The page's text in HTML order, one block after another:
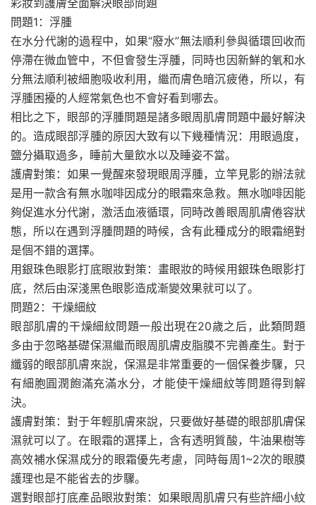
彩妝到護膚全面解決眼部問題
問題1：浮腫
在水分代謝的過程中，如果“廢水”無法順利參與循環回收而
停滯在微血管中，不但會發生浮腫，同時也因新鮮的氧和水
分無法順利被細胞吸收利用，繼而膚色暗沉疲倦，所以，有
浮腫困擾的人經常氣色也不會好看到哪去。
相比之下，眼部的浮腫問題是諸多眼周肌膚問題中最好解決
的。造成眼部浮腫的原因大致有以下幾種情況：用眼過度，
鹽分攝取過多，睡前大量飲水以及睡姿不當。
護膚對策：如果一覺醒來發現眼周浮腫，立竿見影的辦法就
是用一款含有無水咖啡因成分的眼霜來急救。無水咖啡因能
夠促進水分代謝，激活血液循環，同時改善眼周肌膚倦容狀
態，所以在遇到浮腫問題的時候，含有此種成分的眼霜絕對
是個不錯的選擇。
用銀珠色眼影打底眼妝對策：畫眼妝的時候用銀珠色眼影打
底，然后由深淺黑色眼影造成漸變效果就可以了。
問題2：干燥細紋
眼部肌膚的干燥細紋問題一般出現在20歲之后，此類問題
多由于忽略基礎保濕繼而眼周肌膚皮脂膜不完善產生。對于
纖弱的眼部肌膚來說，保濕是非常重要的一個保養步驟，只
有細胞圓潤飽滿充滿水分，才能使干燥細紋等問題得到解
決。
護膚對策：對于年輕肌膚來說，只要做好基礎的眼部肌膚保
濕就可以了。在眼霜的選擇上，含有透明質酸，牛油果樹等
高效補水保濕成分的眼霜優先考慮，同時每周1~2次的眼膜
護理也是不能省去的步驟。
選對眼部打底產品眼妝對策：如果眼周肌膚只有些許細小紋